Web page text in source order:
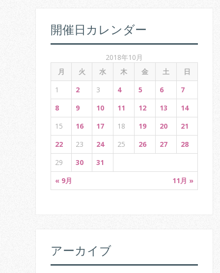
開催日カレンダー
2018年10月
月
火 水 木 金 土 日
« 9月 11月 »
1 2 3 4 5 6
7
8
9 10 11 12 13
14
15
16 17 18 19 20
21
22
23 24 25 26 27
28
29
30 31
アーカイブ